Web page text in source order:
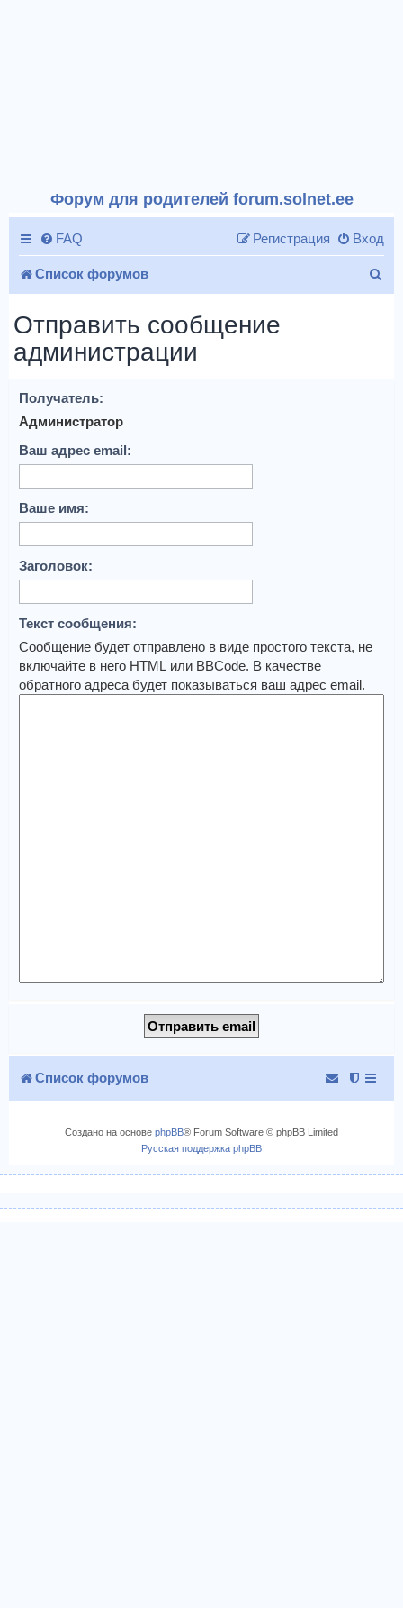
Форум для родителей forum.solnet.ee
FAQ Вход
Регистрация
Список форумов
Отправить сообщение
администрации
Получатель:
Администратор
Ваш адрес email:
Ваше имя:
Заголовок:
Текст сообщения:
Сообщение будет отправлено в виде простого текста, не
включайте в него HTML или BBCode. В качестве
обратного адреса будет показываться ваш адрес email.
Список форумов
Создано на основе phpBB® Forum Software © phpBB Limited
Русская поддержка phpBB